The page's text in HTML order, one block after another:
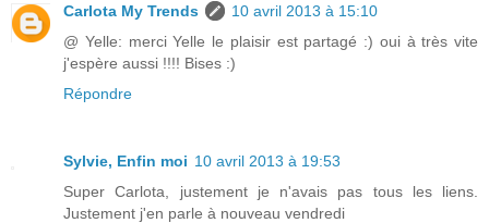
Carlota My Trends
10 avril 2013 à 15:10
@ Yelle: merci Yelle le plaisir est partagé :) oui à très vite
j'espère aussi !!!! Bises :)
Répondre
Sylvie, Enfin moi 10 avril 2013 à 19:53
Super Carlota, justement je n'avais pas tous les liens.
Justement j'en parle à nouveau vendredi